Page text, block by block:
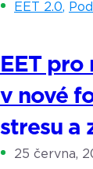
EET 2.0,
EET pro
v nové
stresu a
25 června,